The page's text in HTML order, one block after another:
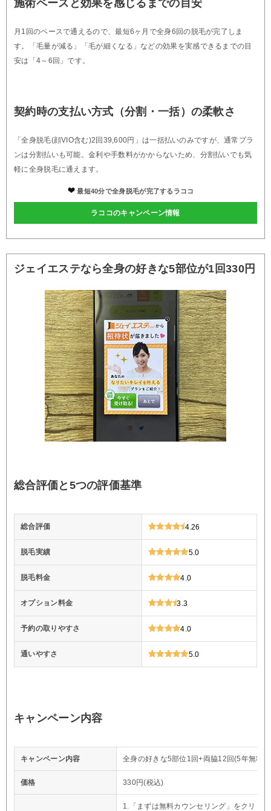
施術ペースと効果を感じるまでの目安
月1回のペースで通えるので、最短6ヶ月で全身6回の脱毛が完了しま
す。「毛量が減る」「毛が細くなる」などの効果を実感できるまでの目
安は「4～6回」です。
契約時の支払い方式（分割・一括）の柔軟さ
「全身脱毛(顔VIO含む)2回39,600円」は一括払いのみですが、通常プラ
ンは分割払いも可能。金利や手数料がかからないため、分割払いでも気
軽に全身脱毛に通えます。
最短40分で全身脱毛が完了するラココ
ラココのキャンペーン情報
ジェイエステなら全身の好きな5部位が1回330円
総合評価と5つの評価基準
総合評価 4.26
脱毛実績 5.0
脱毛料金 4.0
オプション料金 3.3
予約の取りやすさ 4.0
通いやすさ 5.0
キャンペーン内容
キャンペーン内容 全身の好きな5部位1回+両脇12回(5年無料
価格 330円(税込)
1.「まずは無料カウンセリング」をクリック